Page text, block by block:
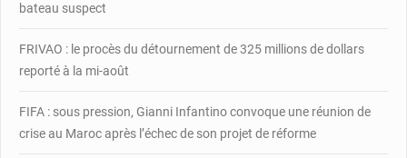
bateau suspect
FRIVAO : le procès du détournement de 325 millions de dollars
reporté à la mi-août
FIFA : sous pression, Gianni Infantino convoque une réunion de
crise au Maroc après l’échec de son projet de réforme